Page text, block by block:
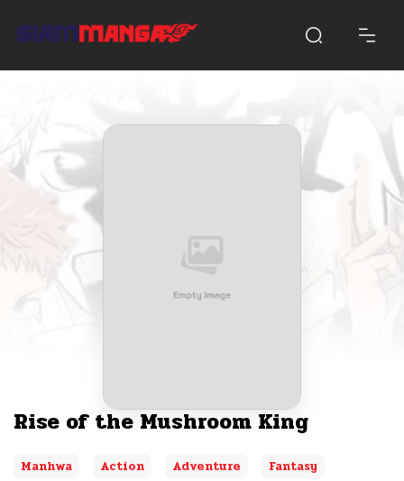
Rise of the Mushroom King
Manhwa Action Adventure
Fantasy